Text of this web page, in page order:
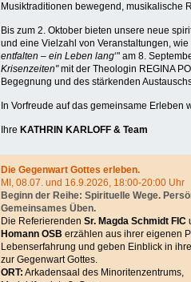
Musiktraditionen bewegend, musikalische
Bis zum 2. Oktober bieten unsere neue
und eine Vielzahl von Veranstaltungen,
entfalten – ein Leben lang‘" am 8.
Krisenzeiten"mit der Theologin REGINA
Begegnung und des stärkenden
In Vorfreude auf das gemeinsame
Ihre KATHRIN KARLOFF & Team
Die Gegenwart Gottes erleben.
MI, 08.07. und 16.9.2026, 18:00-20:00 Uhr
Beginn der Reihe: Spirituelle Wege.
Gemeinsames Üben.
Die Referierenden Sr. Magda Schmidt FIC
Homann OSB erzählen aus ihrer eigenen
Lebenserfahrung und geben Einblick in
zur Gegenwart Gottes.
ORT: Arkadensaal des Minoritenzentrums,